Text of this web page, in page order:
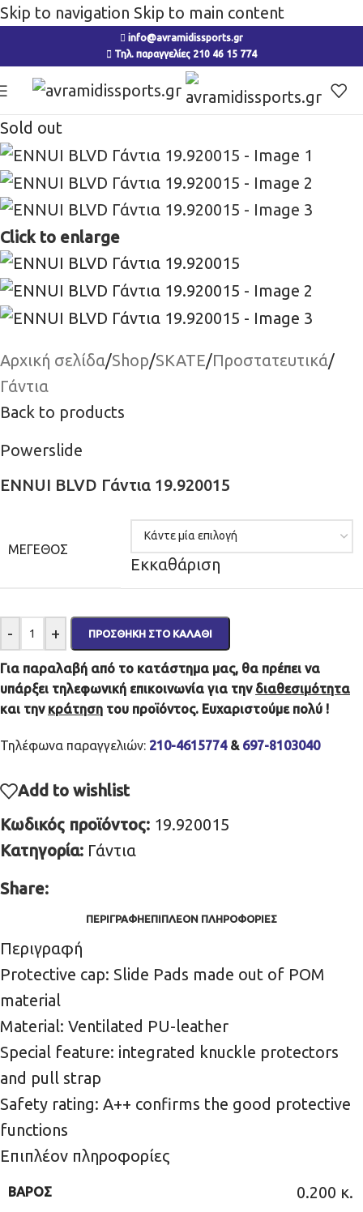
Skip to navigation Skip to main content
info@avramidissports.gr
Τηλ. παραγγελίες 210 46 15 774
Sold out
Click to enlarge
Αρχική σελίδα/Shop/SKATE/Προστατευτικά/
Γάντια
Back to products
Powerslide
ENNUI BLVD Γάντια 19.920015
ΜΈΓΕΘΟΣ
Εκκαθάριση
- + ΠΡΟΣΘΉΚΗ ΣΤΟ ΚΑΛΆΘΙ
Για παραλαβή από το κατάστημα μας, θα πρέπει να
υπάρξει τηλεφωνική επικοινωνία για την διαθεσιμότητα
και την κράτηση του προϊόντος. Ευχαριστούμε πολύ !
Τηλέφωνα παραγγελιών: 210-4615774& 697-8103040
Add to wishlist
Κωδικός προϊόντος: 19.920015
Κατηγορία: Γάντια
Share:
ΠΕΡΙΓΡΑΦΉΕΠΙΠΛΈΟΝ ΠΛΗΡΟΦΟΡΊΕΣ
Περιγραφή
Protective cap: Slide Pads made out of POM
material
Material: Ventilated PU-leather
Special feature: integrated knuckle protectors
and pull strap
Safety rating: A++ confirms the good protective
functions
Επιπλέον πληροφορίες
ΒΆΡΟΣ 0.200 κ.